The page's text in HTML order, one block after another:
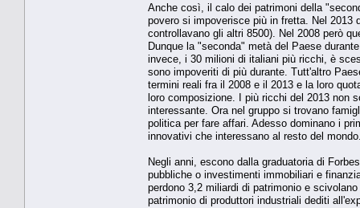
Anche così, il calo dei patrimoni della
povero si impoverisce più in fretta. Nel 2013
controllavano gli altri 8500). Nel 2008 però
Dunque la "seconda" metà del Paese
invece, i 30 milioni di italiani più ricchi, è
sono impoveriti di più durante. Tutt'altro
termini reali fra il 2008 e il 2013 e la loro
loro composizione. I più ricchi del 2013 non
interessante. Ora nel gruppo si trovano
politica per fare affari. Adesso dominano i
innovativi che interessano al resto del
Negli anni, escono dalla graduatoria di
pubbliche o investimenti immobiliari e
perdono 3,2 miliardi di patrimonio e
patrimonio di produttori industriali dediti